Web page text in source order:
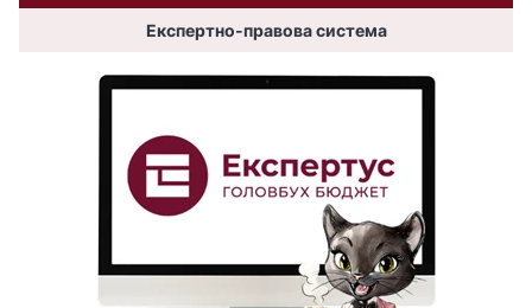
Експертно-правова система